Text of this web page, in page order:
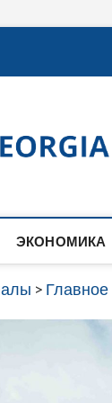
ЭКОНОМИКА
> Главное